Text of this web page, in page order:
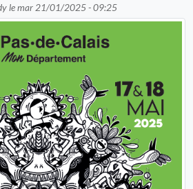
lemar 21/01/2025 - 09:25